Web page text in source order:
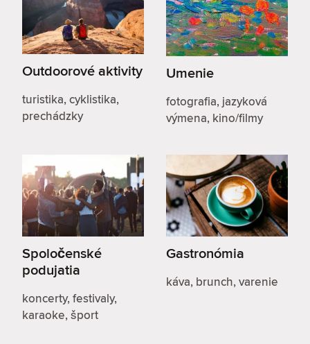
Outdoorové aktivity
turistika, cyklistika,
prechádzky
Umenie
fotografia, jazyková
výmena, kino/filmy
Spoločenské
podujatia
koncerty, festivaly,
karaoke, šport
Gastronómia
káva, brunch, varenie